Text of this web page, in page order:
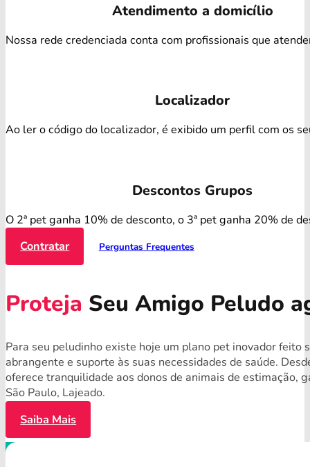
Atendimento a domicílio
Nossa rede credenciada conta com profissionais que
Localizador
Ao ler o código do localizador, é exibido um perfil com os
Descontos Grupos
O 2ª pet ganha 10% de desconto, o 3ª pet ganha 20% de
Contratar
Perguntas Frequentes
Proteja Seu Amigo Peludo
Para seu peludinho existe hoje um plano pet inovador
abrangente e suporte às suas necessidades de saúde.
oferece tranquilidade aos donos de animais de estimação,
São Paulo, Lajeado.
Saiba Mais